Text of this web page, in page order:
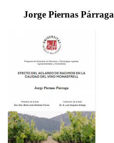
Jorge Piernas Párraga